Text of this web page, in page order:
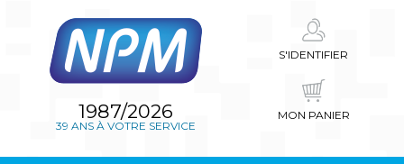
1987/2026
39 ANS À VOTRE SERVICE
S'IDENTIFIER
MON PANIER